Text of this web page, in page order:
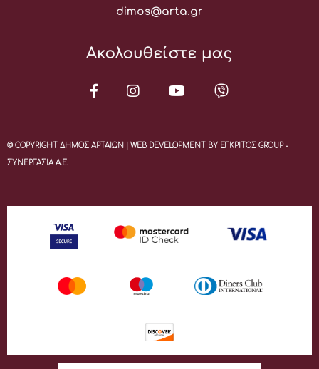
Email:
dimos@arta.gr
Ακολουθείστε μας
© COPYRIGHT ΔΗΜΟΣ ΑΡΤΑΙΩΝ | WEB DEVELOPMENT BY ΕΓΚΡΙΤΟΣ GROUP -
ΣΥΝΕΡΓΑΣΙΑ Α.Ε.